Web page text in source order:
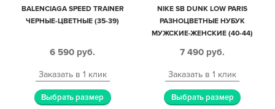
BALENCIAGA SPEED TRAINER
ЧЕРНЫЕ-ЦВЕТНЫЕ (35-39)
6 590 руб.
Заказать в 1 клик
Выбрать размер
NIKE SB DUNK LOW PARIS
РАЗНОЦВЕТНЫЕ НУБУК
МУЖСКИЕ-ЖЕНСКИЕ (40-44)
7 490 руб.
Заказать в 1 клик
Выбрать размер